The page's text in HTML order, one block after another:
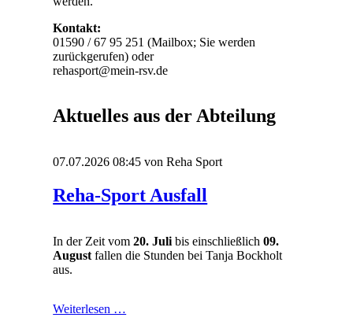
Kontakt:
01590 / 67 95 251 (Mailbox; Sie werden
zurückgerufen) oder
rehasport@mein-rsv.de
Aktuelles aus der Abteilung
07.07.2026 08:45 von Reha Sport
Reha-Sport Ausfall
In der Zeit vom20. Juli bis einschließlich09.
August fallen die Stunden bei Tanja Bockholt
aus.
Weiterlesen …